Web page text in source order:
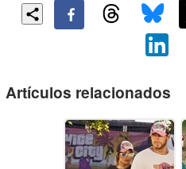
Artículos relacionados